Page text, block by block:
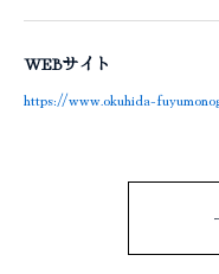
WEBサイト
https://www.okuhida-